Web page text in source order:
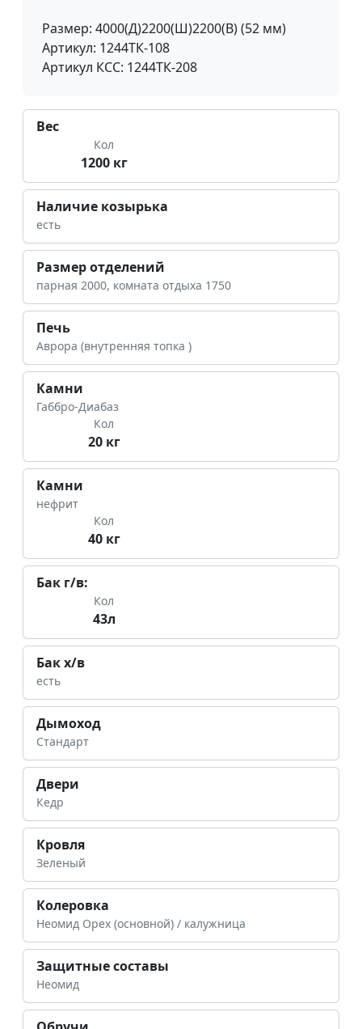
Размер: 4000(Д)2200(Ш)2200(В) (52 мм)
Артикул: 1244ТК-108
Артикул КСС: 1244ТК-208
Вес
Кол
1200 кг
Наличие козырька
есть
Размер отделений
парная 2000, комната отдыха 1750
Печь
Аврора (внутренняя топка )
Камни
Габбро-Диабаз
Кол
20 кг
Камни
нефрит
Кол
40 кг
Бак г/в:
Кол
43л
Бак х/в
есть
Дымоход
Стандарт
Двери
Кедр
Кровля
Зеленый
Колеровка
Неомид Орех (основной) / калужница
Защитные составы
Неомид